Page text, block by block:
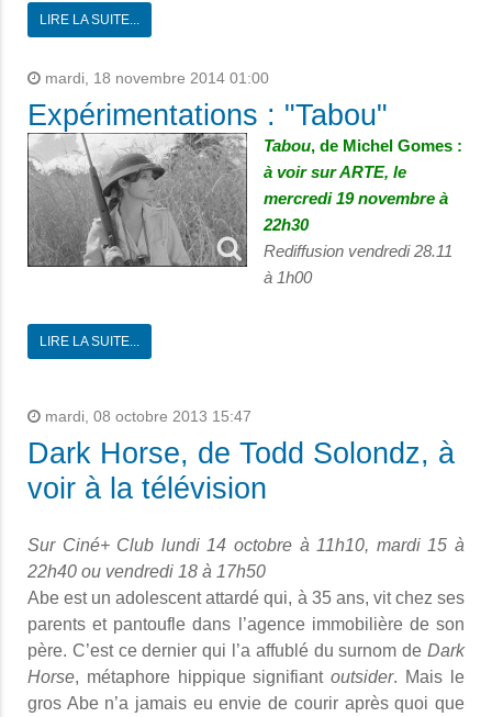
LIRE LA SUITE...
mardi, 18 novembre 2014 01:00
Expérimentations : "Tabou"
Tabou, de Michel Gomes :
à voir sur ARTE, le
mercredi 19 novembre à
22h30
Rediffusion vendredi 28.11
à 1h00
LIRE LA SUITE...
mardi, 08 octobre 2013 15:47
Dark Horse, de Todd Solondz, à
voir à la télévision
Sur Ciné+ Club lundi 14 octobre à 11h10, mardi 15 à
22h40 ou vendredi 18 à 17h50
Abe est un adolescent attardé qui, à 35 ans, vit chez ses
parents et pantoufle dans l’agence immobilière de son
père. C’est ce dernier qui l’a affublé du surnom de Dark
Horse, métaphore hippique signifiantoutsider. Mais le
gros Abe n’a jamais eu envie de courir après quoi que